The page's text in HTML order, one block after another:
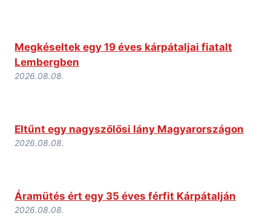
Megkéseltek egy 19 éves kárpátaljai fiatalt
Lembergben
2026.08.08.
Eltűnt egy nagyszőlősi lány Magyarországon
2026.08.08.
Áramütés ért egy 35 éves férfit Kárpátalján
2026.08.08.